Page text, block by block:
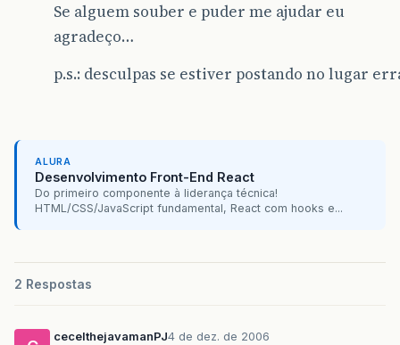
Se alguem souber e puder me ajudar eu
agradeço…
p.s.: desculpas se estiver postando no lugar
ALURA
Desenvolvimento Front-End React
Do primeiro componente à liderança técnica!
HTML/CSS/JavaScript fundamental, React com hooks e...
2 Respostas
cecelthejavamanPJ4 de dez. de 2006